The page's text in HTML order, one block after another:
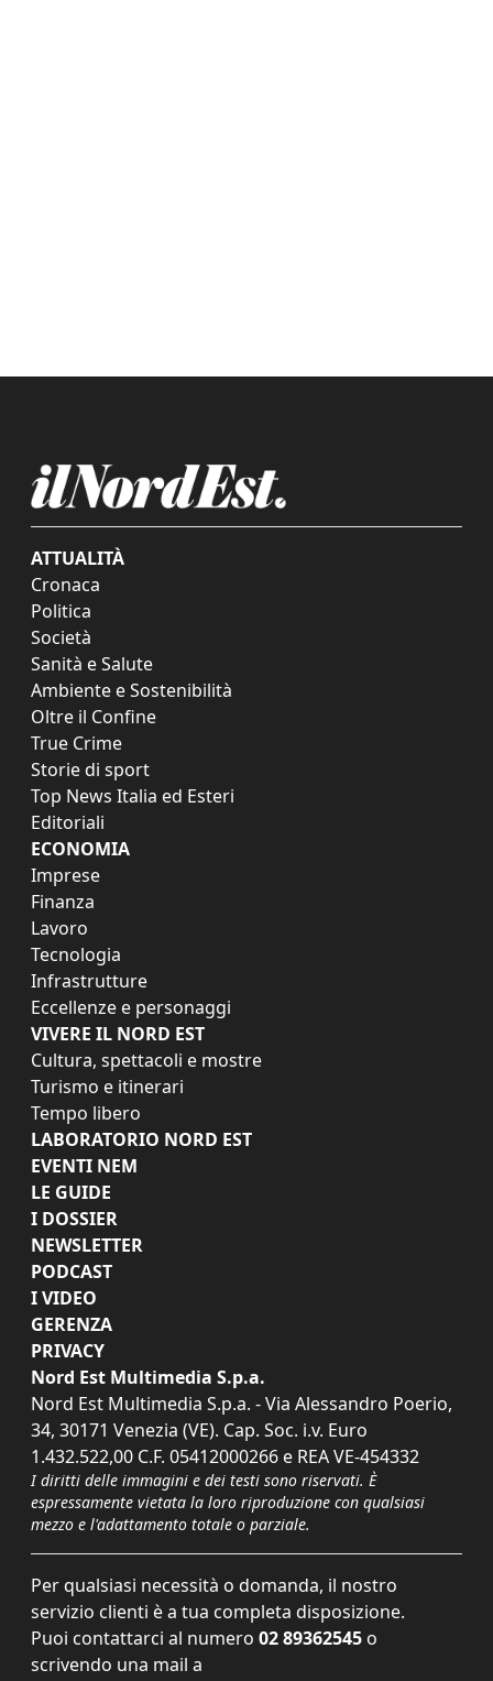
ATTUALITÀ
Cronaca
Politica
Società
Sanità e Salute
Ambiente e Sostenibilità
Oltre il Confine
True Crime
Storie di sport
Top News Italia ed Esteri
Editoriali
ECONOMIA
Imprese
Finanza
Lavoro
Tecnologia
Infrastrutture
Eccellenze e personaggi
VIVERE IL NORD EST
Cultura, spettacoli e mostre
Turismo e itinerari
Tempo libero
LABORATORIO NORD EST
EVENTI NEM
LE GUIDE
I DOSSIER
NEWSLETTER
PODCAST
I VIDEO
GERENZA
PRIVACY
Nord Est Multimedia S.p.a.
Nord Est Multimedia S.p.a. - Via Alessandro Poerio,
34, 30171 Venezia (VE). Cap. Soc. i.v. Euro
1.432.522,00 C.F. 05412000266 e REA VE-454332
I diritti delle immagini e dei testi sono riservati. È
espressamente vietata la loro riproduzione con qualsiasi
mezzo e l'adattamento totale o parziale.
Per qualsiasi necessità o domanda, il nostro
servizio clienti è a tua completa disposizione.
Puoi contattarci al numero 02 89362545 o
scrivendo una mail a